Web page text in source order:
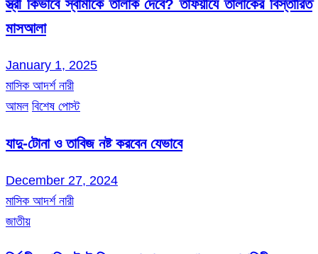
স্ত্রী কিভাবে স্বামীকে তালাক দেবে? তাফয়ীযে তালাকের বিস্তারিত
মাসআলা
January 1, 2025
মাসিক আদর্শ নারী
আমল বিশেষ পোস্ট
যাদু-টোনা ও তাবিজ নষ্ট করবেন যেভাবে
December 27, 2024
মাসিক আদর্শ নারী
জাতীয়